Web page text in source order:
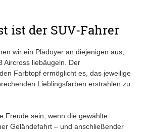
ist der SUV-Fahrer
wir ein Plädoyer an diejenigen aus,
Aircross liebäugeln. Der
Farbtopf ermöglicht es, das jeweilige
Lieblingsfarben erstrahlen zu
Freude sein, wenn die gewählte
Geländefahrt – und anschließender